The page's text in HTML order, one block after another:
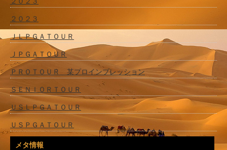
２０２３
ＪＬＰＧＡＴＯＵＲ
ＪＰＧＡＴＯＵＲ
ＰＲＯＴＯＵＲ 某プロインプレッション
ＳＥＮＩＯＲＴＯＵＲ
ＵＳＬＰＧＡＴＯＵＲ
ＵＳＰＧＡＴＯＵＲ
メタ情報